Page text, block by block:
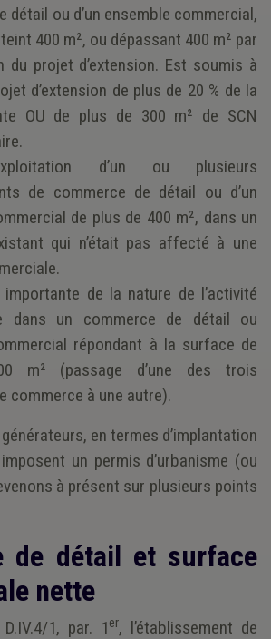
détail ou d’un ensemble commercial,
400 m², ou dépassant 400 m² par
du projet d’extension. Est soumis à
d’extension de plus de 20 % de la
OU de plus de 300 m² de SCN
d’un ou plusieurs
de commerce de détail ou d’un
de plus de 400 m², dans un
qui n’était pas affecté à une
de la nature de l’activité
dans un commerce de détail ou
répondant à la surface de
m² (passage d’une des trois
commerce à une autre).
en termes d’implantation
un permis d’urbanisme (ou
à présent sur plusieurs points
de détail et surface
nette
1, par. 1er, l’établissement de